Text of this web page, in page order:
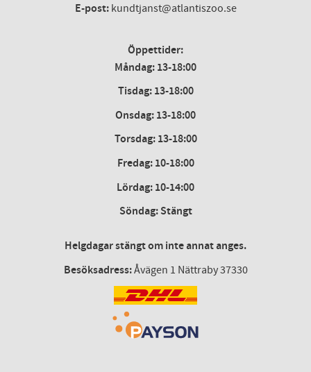
E-post:kundtjanst@atlantiszoo.se
Öppettider:
Måndag: 13-18:00
Tisdag: 13-18:00
Onsdag:13-18:00
Torsdag:13-18:00
Fredag:10-18:00
Lördag: 10-14:00
Söndag: Stängt
Helgdagar stängt om inte annat anges.
Besöksadress:Åvägen 1 Nättraby 37330